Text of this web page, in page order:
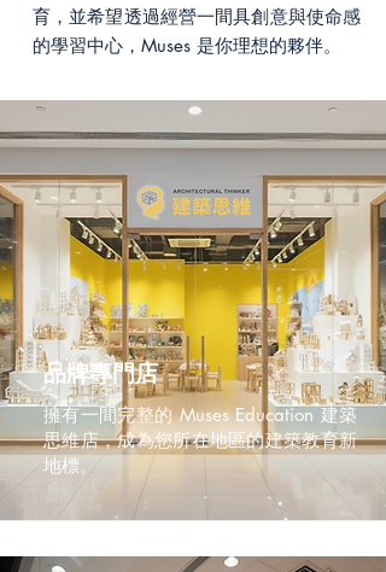
育，並希望透過經營一間具創意與使命感
的學習中心，Muses 是你理想的夥伴。
品牌專門店
擁有一間完整的 Muses Education 建築
思維店，成為您所在地區的建築教育新
地標。